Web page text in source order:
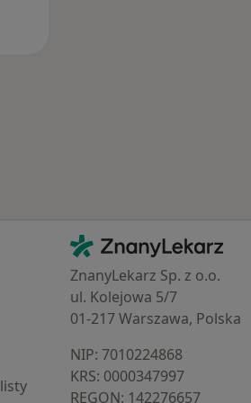
Kontakt
ZnanyLekarz - Strona główna
ZnanyLekarz Sp. z o.o.
ul. Kolejowa 5/7
01-217 Warszawa, Polska
NIP: ⁠7010224868
KRS: ⁠0000347997
REGON: ⁠142276657